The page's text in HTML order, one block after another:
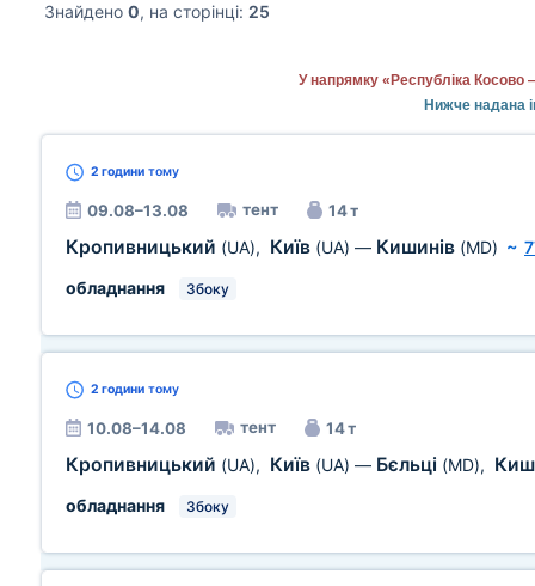
Знайдено 0, на сторінці: 25
У напрямку «Республіка
Нижче надана
2 години тому
09.08–13.08 тент 14 т
Кропивницький (UA), Київ (UA) — Кишинів (MD) ~
обладнання
Збоку
2 години тому
10.08–14.08 тент 14 т
Кропивницький (UA), Київ (UA) — Бєльці (MD),
обладнання Збоку